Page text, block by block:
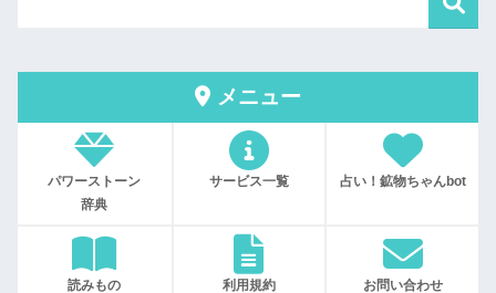
メニュー
パワーストーン
辞典
サービス一覧 占い！鉱物ちゃんbot
読みもの 利用規約 お問い合わせ